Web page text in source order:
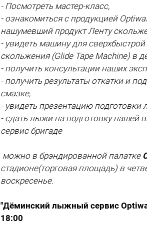
- Посмотреть мастер-класс,
- ознакомиться с продукцией
нашумевший продукт Ленту
- увидеть машину для
скольжения (Glide Tape Machine) в
- получить консультации наших
- получить результаты откатки и
смазке,
- увидеть презентацию
- сдать лыжи на подготовку нашей
сервис бригаде
можно в брэндированной палатке
стадионе(торговая площадь) в
воскресенье.
"Дёминский лыжный сервис
18:00